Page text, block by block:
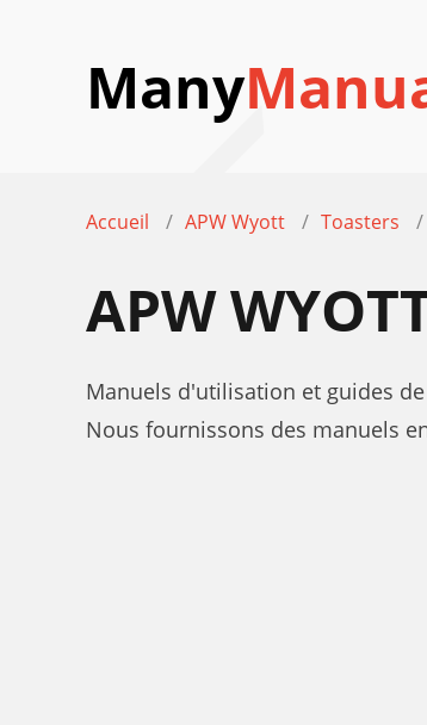
Many
Accueil APW Wyott Toasters
APW
Manuels d'utilisation et guides
Nous fournissons des manuels